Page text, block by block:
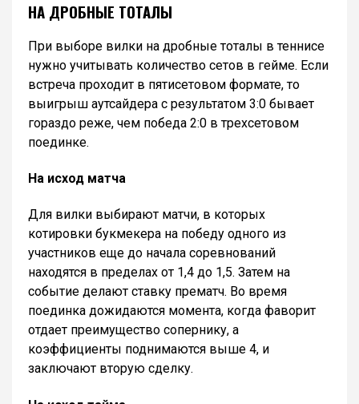
НА ДРОБНЫЕ ТОТАЛЫ
При выборе вилки на дробные тоталы в теннисе
нужно учитывать количество сетов в гейме. Если
встреча проходит в пятисетовом формате, то
выигрыш аутсайдера с результатом 3:0 бывает
гораздо реже, чем победа 2:0 в трехсетовом
поединке.
На исход матча
Для вилки выбирают матчи, в которых
котировки букмекера на победу одного из
участников еще до начала соревнований
находятся в пределах от 1,4 до 1,5. Затем на
событие делают ставку прематч. Во время
поединка дожидаются момента, когда фаворит
отдает преимущество сопернику, а
коэффициенты поднимаются выше 4, и
заключают вторую сделку.